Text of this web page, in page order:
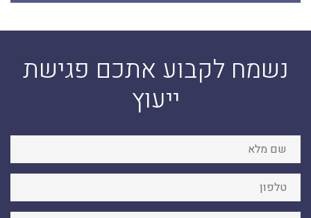
נשמח לקבוע אתכם פגישת
ייעוץ